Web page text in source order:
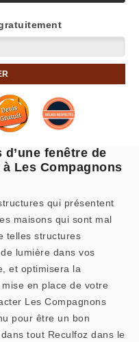
fenêtre de
Les Compagnons
qui présentent
maisons qui sont mal
telles structures
lumière dans vos
et optimisera la
en place de votre
Les Compagnons
pour être un bon
tout Reculfoz dans le